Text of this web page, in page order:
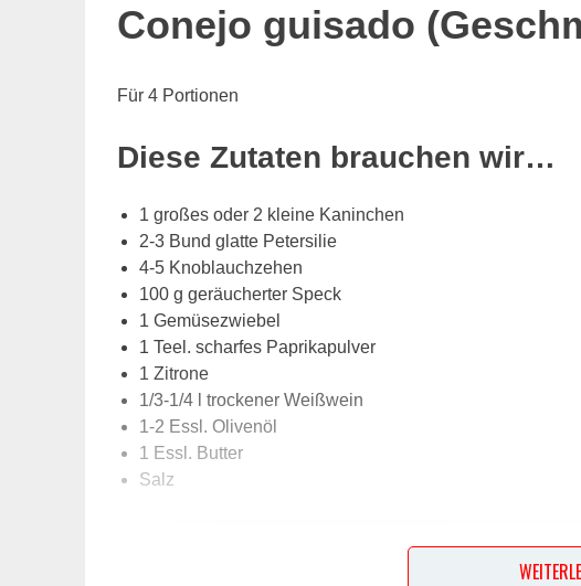
Conejo guisado
Für 4 Portionen
Diese Zutaten brauchen wir…
1 großes oder 2 kleine Kaninchen
2-3 Bund glatte Petersilie
4-5 Knoblauchzehen
100 g geräucherter Speck
1 Gemüsezwiebel
1 Teel. scharfes Paprikapulver
1 Zitrone
1/3-1/4 l trockener Weißwein
1-2 Essl. Olivenöl
1 Essl. Butter
Salz